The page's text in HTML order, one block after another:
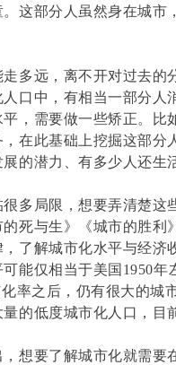
这部分人虽然身在城
多远，离不开对过去
口中，有相当一部分人
，需要做一些矫正。
在此基础上挖掘这部
的潜力、有多少人还
多局限，想要弄清楚
死与生》《城市的胜
了解城市化水平与经
能仅相当于美国1950
率之后，仍有很大的
的低度城市化人口，
想要了解城市化就需